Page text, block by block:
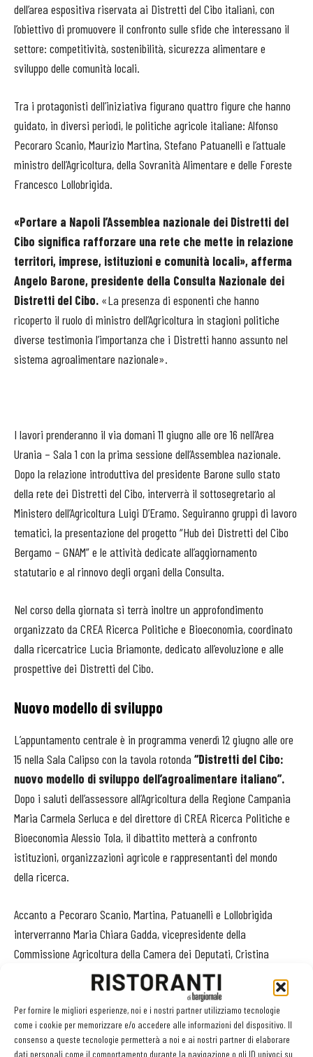
Per fornire le migliori esperienze, noi e i nostri partner utilizziamo tecnologie
come i cookie per memorizzare e/o accedere alle informazioni del dispositivo. Il
consenso a queste tecnologie permetterà a noi e ai nostri partner di elaborare
dati personali come il comportamento durante la navigazione o gli ID univoci su
dell’area espositiva riservata ai Distretti del Cibo italiani, con
l’obiettivo di promuovere il confronto sulle sfide che interessano il
settore: competitività, sostenibilità, sicurezza alimentare e
sviluppo delle comunità locali.
Tra i protagonisti dell’iniziativa figurano quattro figure che hanno
guidato, in diversi periodi, le politiche agricole italiane: Alfonso
Pecoraro Scanio, Maurizio Martina, Stefano Patuanelli e l’attuale
ministro dell’Agricoltura, della Sovranità Alimentare e delle Foreste
Francesco Lollobrigida.
«Portare a Napoli l’Assemblea nazionale dei Distretti del
Cibo significa rafforzare una rete che mette in relazione
territori, imprese, istituzioni e comunità locali», afferma
Angelo Barone, presidente della Consulta Nazionale dei
Distretti del Cibo. «La presenza di esponenti che hanno
ricoperto il ruolo di ministro dell’Agricoltura in stagioni politiche
diverse testimonia l’importanza che i Distretti hanno assunto nel
sistema agroalimentare nazionale».
I lavori prenderanno il via domani 11 giugno alle ore 16 nell’Area
Urania – Sala 1 con la prima sessione dell’Assemblea nazionale.
Dopo la relazione introduttiva del presidente Barone sullo stato
della rete dei Distretti del Cibo, interverrà il sottosegretario al
Ministero dell’Agricoltura Luigi D’Eramo. Seguiranno gruppi di lavoro
tematici, la presentazione del progetto “Hub dei Distretti del Cibo
Bergamo – GNAM” e le attività dedicate all’aggiornamento
statutario e al rinnovo degli organi della Consulta.
Nel corso della giornata si terrà inoltre un approfondimento
organizzato da CREA Ricerca Politiche e Bioeconomia, coordinato
dalla ricercatrice Lucia Briamonte, dedicato all’evoluzione e alle
prospettive dei Distretti del Cibo.
Nuovo modello di sviluppo
L’appuntamento centrale è in programma venerdì 12 giugno alle ore
15 nella Sala Calipso con la tavola rotonda “Distretti del Cibo:
nuovo modello di sviluppo dell’agroalimentare italiano”.
Dopo i saluti dell’assessore all’Agricoltura della Regione Campania
Maria Carmela Serluca e del direttore di CREA Ricerca Politiche e
Bioeconomia Alessio Tola, il dibattito metterà a confronto
istituzioni, organizzazioni agricole e rappresentanti del mondo
della ricerca.
Accanto a Pecoraro Scanio, Martina, Patuanelli e Lollobrigida
interverranno Maria Chiara Gadda, vicepresidente della
Commissione Agricoltura della Camera dei Deputati, Cristina
Chirico, coordinatrice nazionale Donne in Campo CIA, Ettore Bellelli,
presidente di Coldiretti Campania, Paolo Mele della giunta
esecutiva di Confagricoltura e Giovanni Bernardini, vicepresidente
nazionale Copagri. La moderazione sarà affidata a Teresa Del
Giudice dell’Università Federico II di Napoli.